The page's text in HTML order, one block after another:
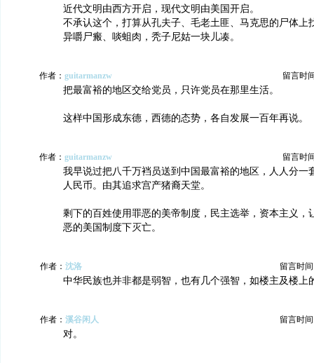
近代文明由西方开启，现代文明由美国开启。
不承认这个，打算从孔夫子、毛老土匪、马克思的尸体上
异嚼尸瘢、啖蛆肉，秃子尼姑一块儿凑。
作者： guitarmanzw 留言时
把最富裕的地区交给党员，只许党员在那里生活。
这样中国形成东德，西德的态势，各自发展一百年再说。
作者： guitarmanzw 留言时
我早说过把八千万裆员送到中国最富裕的地区，人人分一
人民币。由其追求宫产猪裔天堂。
剩下的百姓使用罪恶的美帝制度，民主选举，资本主义，
恶的美国制度下灭亡。
作者： 沈洛 留言时间
中华民族也并非都是弱智，也有几个强智，如楼主及楼上
作者： 溪谷闲人 留言时间
对。